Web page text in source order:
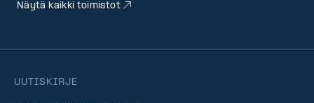
UUTISKIRJE
Näytä kaikki toimistot